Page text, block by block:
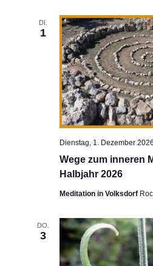
DI.
1
Wege zum inneren
Halbjahr 2026
Dienstag, 1. Dezember
Meditation in Volksdorf
DO.
3